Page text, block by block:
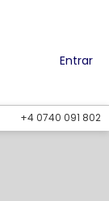
Entrar
+4 0740 091 802